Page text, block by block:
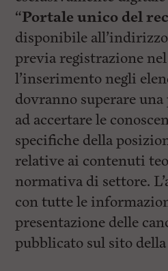
“Portale unico del
disponibile
previa registrazione
l’inserimento negli
dovranno superare
ad accertare le
specifiche della
relative ai contenuti
normativa di settore.
con tutte le
presentazione delle
pubblicato sul sito